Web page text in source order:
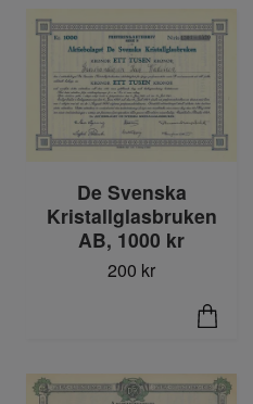
De Svenska
Kristallglasbruken
AB, 1000 kr
200 kr